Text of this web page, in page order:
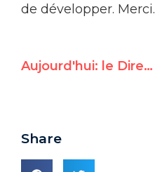
de développer. Merci.
Aujourd'hui: le Directeur exécutif de UN Watch témoigne devant le Congrès américain
Share